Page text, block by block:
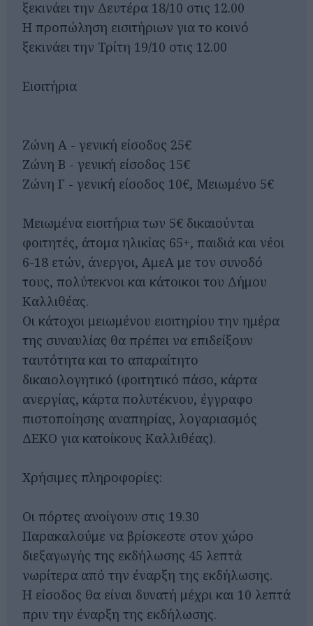
ξεκινάει την Δευτέρα 18/10 στις 12.00
Η προπώληση εισιτήριων για το κοινό
ξεκινάει την Τρίτη 19/10 στις 12.00
Εισιτήρια
Ζώνη Α - γενική είσοδος 25€
Ζώνη Β - γενική είσοδος 15€
Ζώνη Γ - γενική είσοδος 10€, Μειωμένο 5€
Μειωμένα εισιτήρια των 5€ δικαιούνται
φοιτητές, άτομα ηλικίας 65+, παιδιά και νέοι
6-18 ετών, άνεργοι, ΑμεΑ με τον συνοδό
τους, πολύτεκνοι και κάτοικοι του Δήμου
Καλλιθέας.
Οι κάτοχοι μειωμένου εισιτηρίου την ημέρα
της συναυλίας θα πρέπει να επιδείξουν
ταυτότητα και το απαραίτητο
δικαιολογητικό (φοιτητικό πάσο, κάρτα
ανεργίας, κάρτα πολυτέκνου, έγγραφο
πιστοποίησης αναπηρίας, λογαριασμός
ΔΕΚΟ για κατοίκους Καλλιθέας).
Χρήσιμες πληροφορίες:
Οι πόρτες ανοίγουν στις 19.30
Παρακαλούμε να βρίσκεστε στον χώρο
διεξαγωγής της εκδήλωσης 45 λεπτά
νωρίτερα από την έναρξη της εκδήλωσης.
Η είσοδος θα είναι δυνατή μέχρι και 10 λεπτά
πριν την έναρξη της εκδήλωσης.